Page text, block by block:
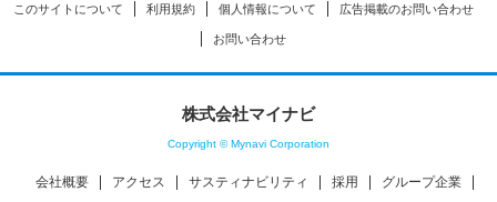
このサイトについて 利用規約 個人情報について 広告掲載のお問い合わせ
お問い合わせ
株式会社マイナビ
Copyright © Mynavi Corporation
会社概要 アクセス サスティナビリティ 採用
グループ企業